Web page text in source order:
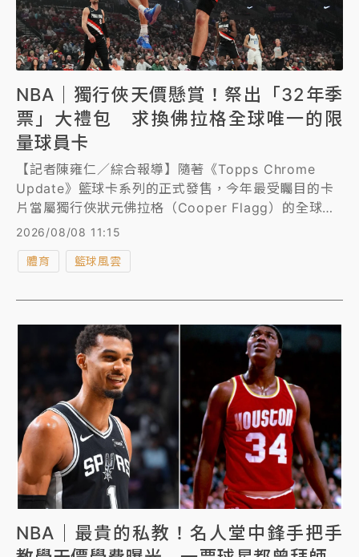
NBA｜獨行俠天價懸賞！祭出「32年季
票」大禮包 求換佛拉格全球唯一的限
量球員卡
【記者陳雍仁／綜合報導】隨著《Topps Chrome
Update》籃球卡系列的正式發售，今年最受矚目的卡
片當屬獨行俠狀元佛拉格（Cooper Flagg）的全球限
量一張的「新人首秀球衣標誌卡（Rookie Debut
Patch）」，目前已引爆球卡收藏界的瘋狂爭奪戰，
《運動畫刊》報導，獨行俠也推出天價大禮包進行懸
2026/08/08 11:15
體育 籃球風雲
NBA｜最貴的私教！名人堂中鋒手把手